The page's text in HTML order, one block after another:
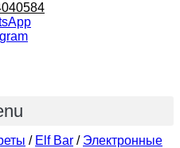
/ Elf Bar / Электронные